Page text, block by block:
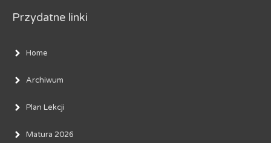
Przydatne linki
Home
Archiwum
Plan Lekcji
Matura 2026